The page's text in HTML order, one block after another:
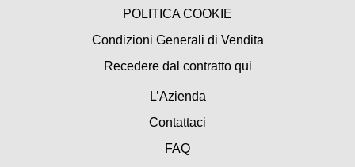
POLITICA COOKIE
Condizioni Generali di Vendita
Recedere dal contratto qui
L’Azienda
Contattaci
FAQ